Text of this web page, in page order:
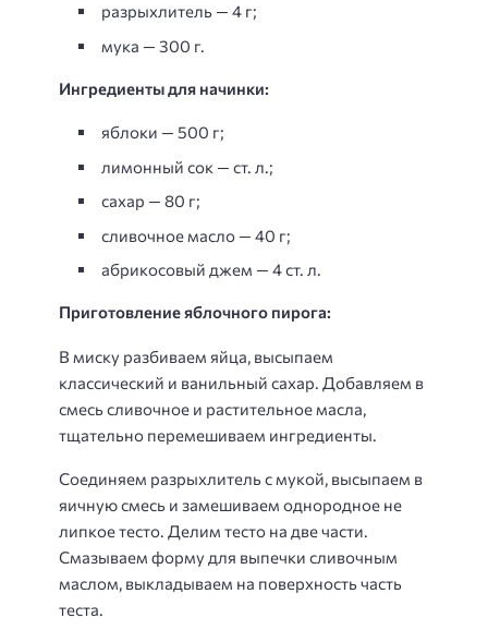
разрыхлитель — 4 г;
мука — 300 г.
Ингредиенты для начинки:
яблоки — 500 г;
лимонный сок — ст. л.;
сахар — 80 г;
сливочное масло — 40 г;
абрикосовый джем — 4 ст. л.
Приготовление яблочного пирога:
В миску разбиваем яйца, высыпаем
классический и ванильный сахар. Добавляем в
смесь сливочное и растительное масла,
тщательно перемешиваем ингредиенты.
Соединяем разрыхлитель с мукой, высыпаем в
яичную смесь и замешиваем однородное не
липкое тесто. Делим тесто на две части.
Смазываем форму для выпечки сливочным
маслом, выкладываем на поверхность часть
теста.